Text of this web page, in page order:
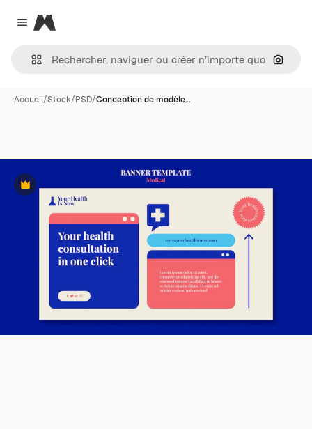
Close menu
Magnific
Accueil/Stock/PSD/Conception de modèle…
Premium